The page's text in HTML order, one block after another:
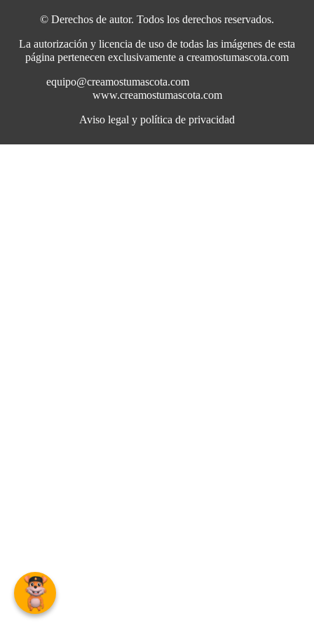
© Derechos de autor. Todos los derechos reservados.
La autorización y licencia de uso de todas las imágenes de esta
página pertenecen exclusivamente a creamostumascota.com
equipo@creamostumascota.com
www.creamostumascota.com
Aviso legal y política de privacidad